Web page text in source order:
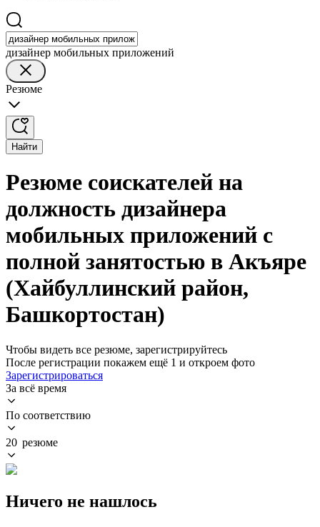
дизайнер мобильных приложений
Резюме
Найти
Резюме соискателей на
должность дизайнера
мобильных приложений с
полной занятостью в Акъяре
(Хайбуллинский район,
Башкортостан)
Чтобы видеть все резюме, зарегистрируйтесь
После регистрации покажем ещё 1 и откроем фото
Зарегистрироваться
За всё время
По соответствию
20 резюме
Ничего не нашлось